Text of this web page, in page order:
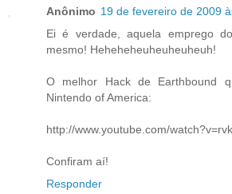
Anônimo 19 de fevereiro de 2009
Ei é verdade, aquela emprego
mesmo! Heheheheuheuheuheuh!
O melhor Hack de Earthbound
Nintendo of America:
http://www.youtube.com/
Confiram aí!
Responder